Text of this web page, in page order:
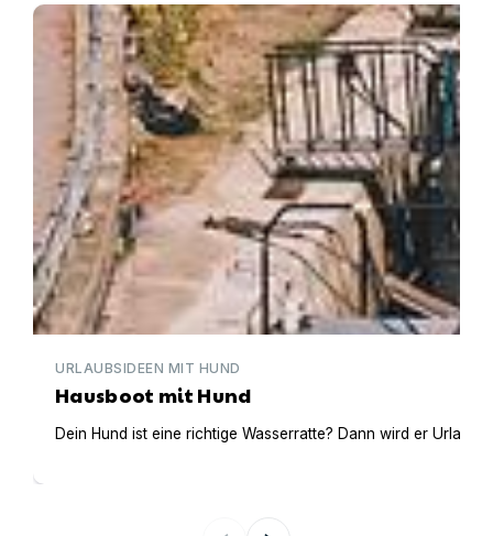
Hausboot mit Hund
URLAUBSIDEEN MIT HUND
Hausboot mit Hund
Dein Hund ist eine richtige Wasserratte? Dann wird er